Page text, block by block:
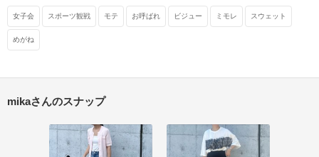
女子会 スポーツ観戦 モテ お呼ばれ ビジュー ミモレ スウェット
めがね
mikaさんのスナップ